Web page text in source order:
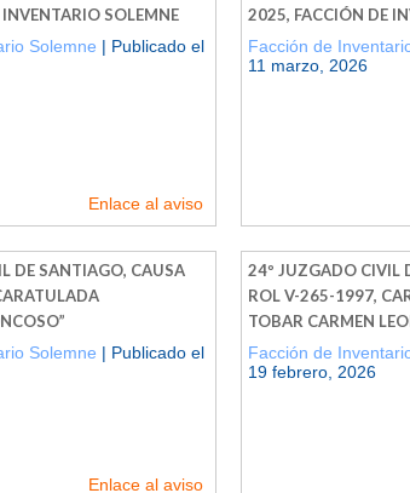
SOLEMNE
Solemne | Publicado el
Enlace al aviso
2025, FACCIÓN DE
Facción de
11 marzo, 2026
DE SANTIAGO, CAUSA
Solemne | Publicado el
Enlace al aviso
24º JUZGADO CIVIL
ROL V-265-1997,
TOBAR CARMEN
Facción de
19 febrero, 2026